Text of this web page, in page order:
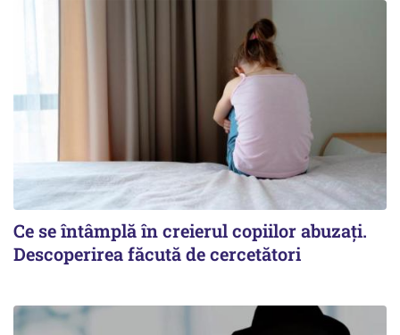
Ce se întâmplă în creierul copiilor abuzați.
Descoperirea făcută de cercetători